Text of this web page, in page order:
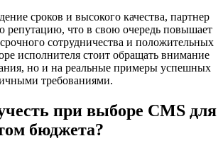
сроков и высокого качества, партнер
репутацию, что в свою очередь повышает
сотрудничества и положительных
исполнителя стоит обращать внимание
но и на реальные примеры успешных
требованиями.
при выборе CMS для
бюджета?